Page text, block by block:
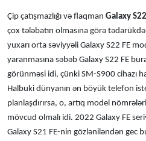
Çip çatışmazlığı və flaqman Galaxy
çox tələbatın olmasına görə
yuxarı orta səviyyəli Galaxy S22 FE
yaranmasına səbəb Galaxy S22 FE
görünməsi idi, çünki SM-S900 cihazı
Halbuki dünyanın ən böyük telefon
planlaşdırırsa, o, artıq model
mövcud olmalı idi. 2022 Galaxy FE
Galaxy S21 FE-nin gözləniləndən gec